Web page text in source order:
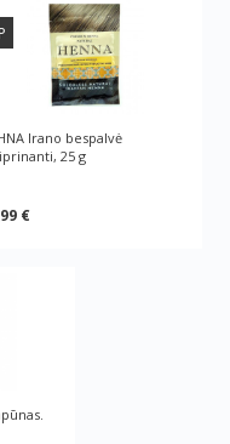
Irano bespalvė
25 g
€